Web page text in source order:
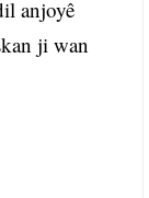
anjoyê
ji wan